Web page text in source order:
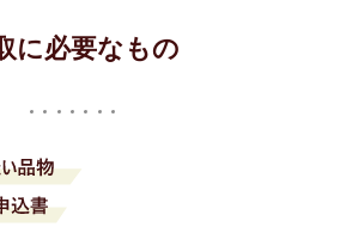
に必要なもの